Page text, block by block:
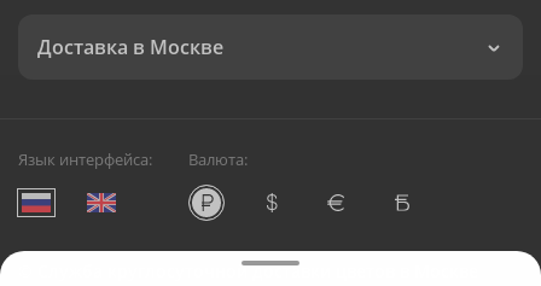
Доставка в Москве
Язык интерфейса: Валюта:
Служба круглосуточной доставки цветов в Москве